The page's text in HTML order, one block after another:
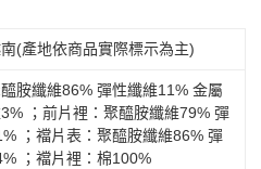
(產地依商品實際標示為主)
胺纖維86% 彈性纖維11% 金屬
；前片裡：聚醯胺纖維79% 彈
；襠片表：聚醯胺纖維86% 彈
；襠片裡：棉100%